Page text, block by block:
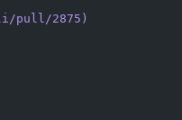
pull/2875)